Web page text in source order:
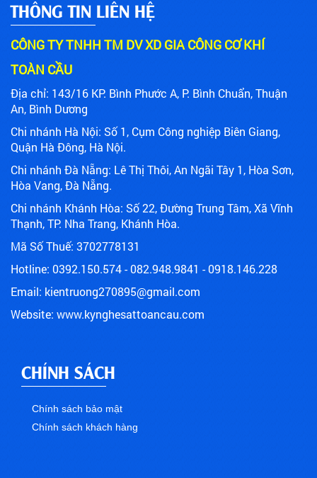
THÔNG TIN LIÊN HỆ
CÔNG TY TNHH TM DV XD GIA CÔNG CƠ KHÍ
TOÀN CẦU
Địa chỉ: 143/16 KP. Bình Phước A, P. Bình Chuẩn, Thuận
An, Bình Dương
Chi nhánh Hà Nội: Số 1, Cụm Công nghiệp Biên Giang,
Quận Hà Đông, Hà Nội.
Chi nhánh Đà Nẵng: Lê Thị Thôi, An Ngãi Tây 1, Hòa Sơn,
Hòa Vang,Đà Nẵng.
Chi nhánh Khánh Hòa: Số 22, Đường Trung Tâm, Xã Vĩnh
Thạnh, TP. Nha Trang, Khánh Hòa.
Mã Số Thuế: 3702778131
Hotline: 0392.150.574 - 082.948.9841 - 0918.146.228
Email: kientruong270895@gmail.com
Website: www.kynghesattoancau.com
CHÍNH SÁCH
Chính sách bảo mật
Chính sách khách hàng